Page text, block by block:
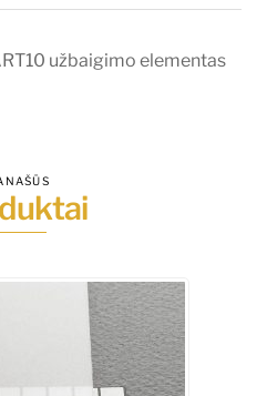
užbaigimo elementas